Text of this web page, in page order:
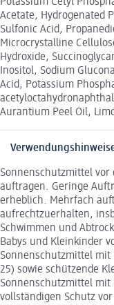
Acetate, Hydrogenated
Sulfonic Acid,
Microcrystalline
Hydroxide,
Inositol, Sodium
Acid, Potassium
Aurantium Peel Oil,
Sonnenschutzmittel
auftragen. Geringe
erheblich. Mehrfach
aufrechtzuerhalten,
Schwimmen und
Babys und Kleinkinder
Sonnenschutzmittel mit
25) sowie schützende
Sonnenschutzmittel
vollständigen Schutz